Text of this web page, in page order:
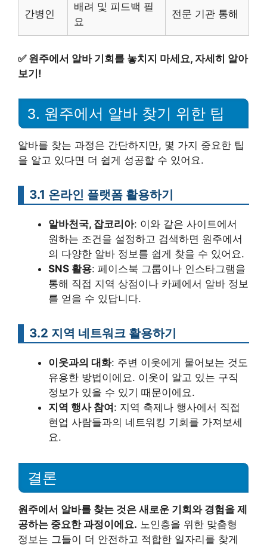
간병인
배려 및 피드백 필
요
전문 기관 통해
✅ 원주에서 알바 기회를 놓치지 마세요, 자세히 알아
보기!
3. 원주에서 알바 찾기 위한 팁
알바를 찾는 과정은 간단하지만, 몇 가지 중요한 팁
을 알고 있다면 더 쉽게 성공할 수 있어요.
3.1 온라인 플랫폼 활용하기
알바천국, 잡코리아: 이와 같은 사이트에서
원하는 조건을 설정하고 검색하면 원주에서
의 다양한 알바 정보를 쉽게 찾을 수 있어요.
SNS 활용: 페이스북 그룹이나 인스타그램을
통해 직접 지역 상점이나 카페에서 알바 정보
를 얻을 수 있답니다.
3.2 지역 네트워크 활용하기
이웃과의 대화: 주변 이웃에게 물어보는 것도
유용한 방법이에요. 이웃이 알고 있는 구직
정보가 있을 수 있기 때문이에요.
지역 행사 참여 : 지역 축제나 행사에서 직접
현업 사람들과의 네트워킹 기회를 가져보세
요.
결론
원주에서 알바를 찾는 것은 새로운 기회와 경험을 제
공하는 중요한 과정이에요. 노인층을 위한 맞춤형
정보는 그들이 더 안전하고 적합한 일자리를 찾게